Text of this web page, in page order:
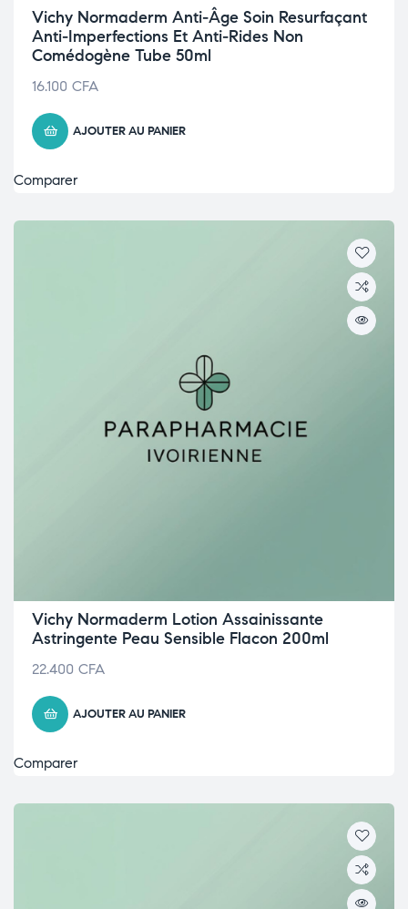
Vichy Normaderm Anti-Âge Soin Resurfaçant
Anti-Imperfections Et Anti-Rides Non
Comédogène Tube 50ml
16.100 CFA
AJOUTER AU PANIER
Comparer
Vichy Normaderm Lotion Assainissante
Astringente Peau Sensible Flacon 200ml
22.400 CFA
AJOUTER AU PANIER
Comparer